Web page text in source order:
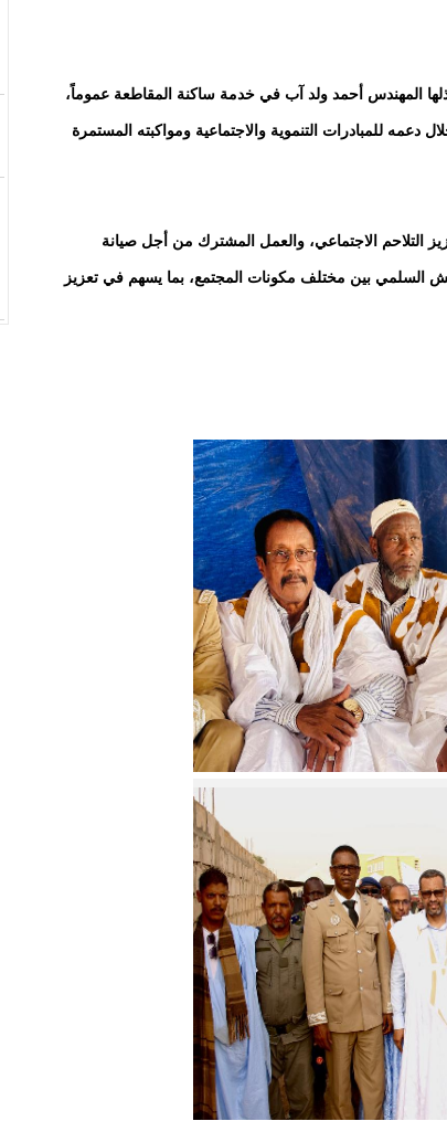
المهندس أحمد ولد آب في خدمة ساكنة المقاطعة عموماً،
للمبادرات التنموية والاجتماعية ومواكبته المستمرة
التلاحم الاجتماعي، والعمل المشترك من أجل صيانة
السلمي بين مختلف مكونات المجتمع، بما يسهم في تعزيز